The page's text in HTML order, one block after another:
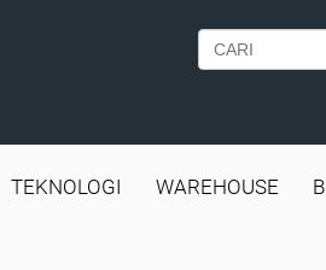
TEKNOLOGI WAREHOUSE